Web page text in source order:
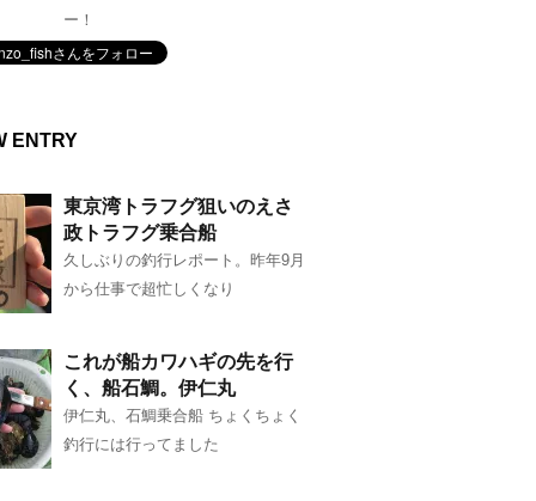
ー！
ENTRY
東京湾トラフグ狙いのえさ
政トラフグ乗合船
久しぶりの釣行レポート。昨年9月
から仕事で超忙しくなり
これが船カワハギの先を行
く、船石鯛。伊仁丸
伊仁丸、石鯛乗合船 ちょくちょく
釣行には行ってました